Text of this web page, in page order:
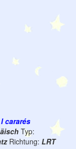
cararés
Typ:
Richtung: LRT